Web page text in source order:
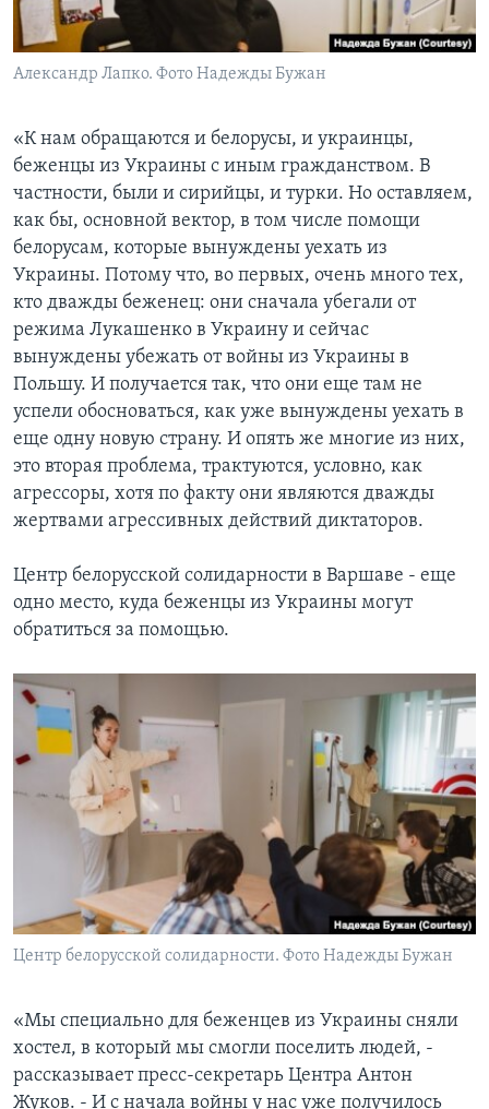
Александр Лапко. Фото Надежды Бужан
«К нам обращаются и белорусы, и украинцы,
беженцы из Украины с иным гражданством. В
частности, были и сирийцы, и турки. Но оставляем,
как бы, основной вектор, в том числе помощи
белорусам, которые вынуждены уехать из
Украины. Потому что, во первых, очень много тех,
кто дважды беженец: они сначала убегали от
режима Лукашенко в Украину и сейчас
вынуждены убежать от войны из Украины в
Польшу. И получается так, что они еще там не
успели обосноваться, как уже вынуждены уехать в
еще одну новую страну. И опять же многие из них,
это вторая проблема, трактуются, условно, как
агрессоры, хотя по факту они являются дважды
жертвами агрессивных действий диктаторов.
Центр белорусской солидарности в Варшаве - еще
одно место, куда беженцы из Украины могут
обратиться за помощью.
Центр белорусской солидарности. Фото Надежды Бужан
«Мы специально для беженцев из Украины сняли
хостел, в который мы смогли поселить людей, -
рассказывает пресс-секретарь Центра Антон
Жуков. - И с начала войны у нас уже получилось